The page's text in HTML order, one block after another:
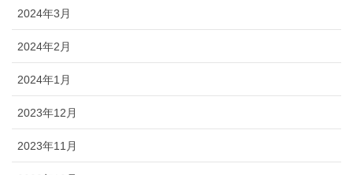
2024年3月
2024年2月
2024年1月
2023年12月
2023年11月